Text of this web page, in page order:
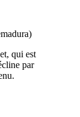
qui est
par